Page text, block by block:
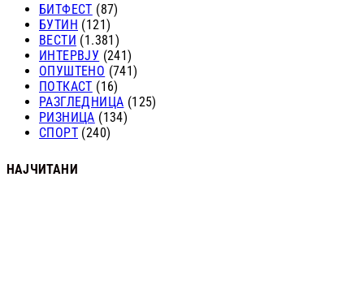
БИТФЕСТ (87)
БУТИН (121)
ВЕСТИ (1.381)
ИНТЕРВЈУ (241)
ОПУШТЕНО (741)
ПОТКАСТ (16)
РАЗГЛЕДНИЦА (125)
РИЗНИЦА (134)
СПОРТ (240)
НАЈЧИТАНИ